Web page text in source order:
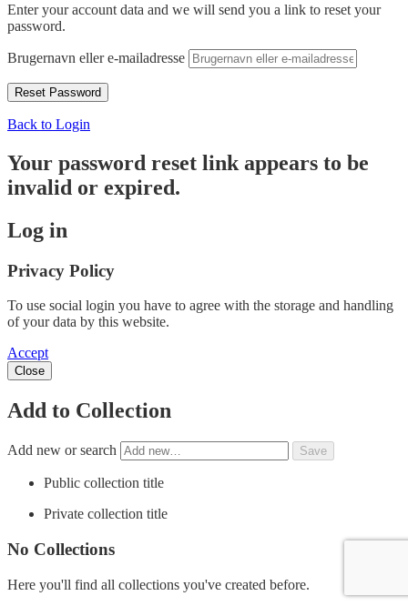
Enter your account data and we will send you a link to reset your
password.
Brugernavn eller e-mailadresse
Back to Login
Your password reset link appears to be
invalid or expired.
Log in
Privacy Policy
To use social login you have to agree with the storage and handling
of your data by this website.
Accept
Close
Add to Collection
Add new or search
Public collection title
Private collection title
No Collections
Here you'll find all collections you've created before.